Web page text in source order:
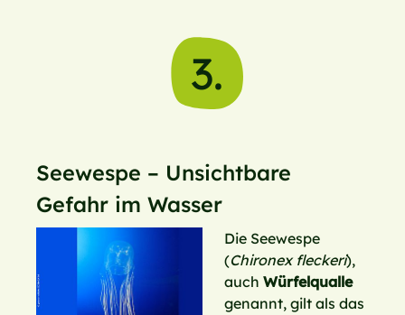
3.
Seewespe – Unsichtbare
Gefahr im Wasser
Die Seewespe
(Chironex fleckeri),
auch Würfelqualle
genannt, gilt als das